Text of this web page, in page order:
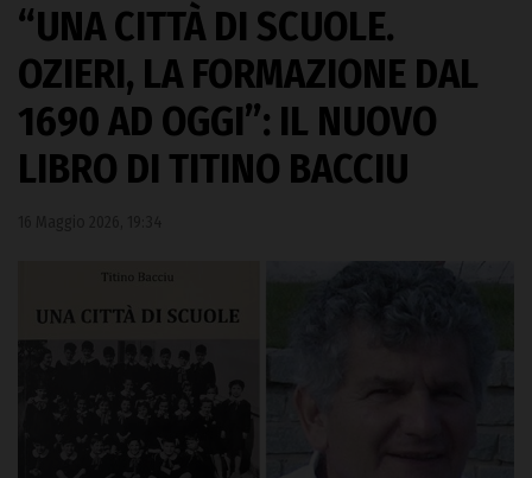
“UNA CITTÀ DI SCUOLE.
OZIERI, LA FORMAZIONE DAL
1690 AD OGGI”: IL NUOVO
LIBRO DI TITINO BACCIU